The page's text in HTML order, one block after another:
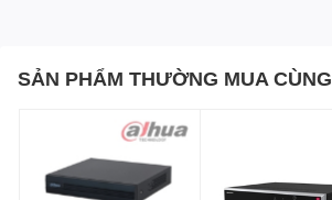
Công nghệ nén
Bitrate của video
Hình ảnh
Độ phân giải tối đa
2560 × 1440
SẢN PHẨM THƯỜNG MUA CÙNG